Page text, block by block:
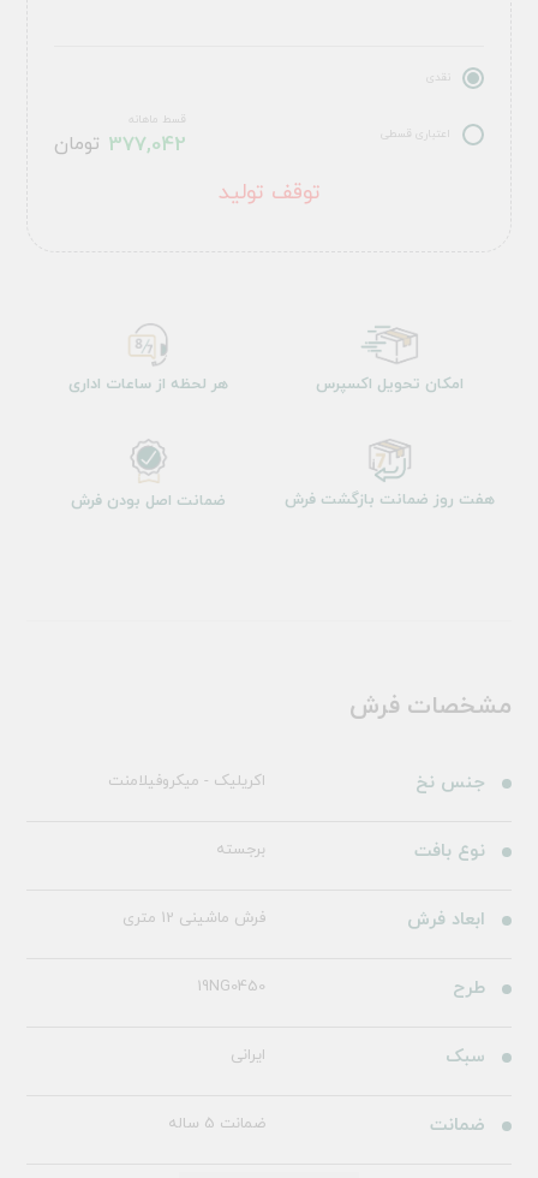
نقدی
اعتباری قسطی
قسط ماهانه
377,042 تومان
توقف تولید
امکان تحویل اکسپرس هر لحظه از ساعات اداری
هفت روز ضمانت بازگشت فرش ضمانت اصل بودن فرش
مشخصات فرش
جنس نخ اکریلیک - میکروفیلامنت
نوع بافت برجسته
ابعاد فرش فرش ماشینی 12 متری
طرح 19NG0450
سبک ایرانی
ضمانت ضمانت 5 ساله